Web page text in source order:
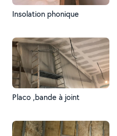
Insolation phonique
Placo ,bande à joint